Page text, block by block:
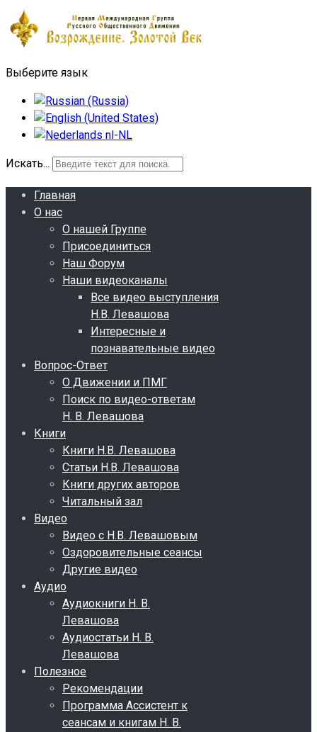
Выберите язык
Искать...
Главная
О нас
О нашей Группе
Присоединиться
Наш Форум
Наши видеоканалы
Все видео выступления
Н.В. Левашова
Интересные и
познавательные видео
Вопрос-Ответ
О Движении и ПМГ
Поиск по видео-ответам
Н. В. Левашова
Книги
Книги Н.В. Левашова
Статьи Н.В. Левашова
Книги других авторов
Читальный зал
Видео
Видео с Н.В. Левашовым
Оздоровительные сеансы
Другие видео
Аудио
Аудиокниги Н. В.
Левашова
Аудиостатьи Н. В.
Левашова
Полезное
Рекомендации
Программа Ассистент к
сеансам и книгам Н. В.